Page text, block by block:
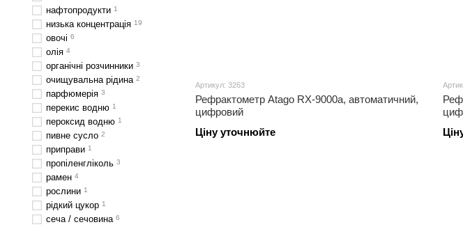
Артикул: 3263
Рефрактометр Atago RX-9000a, автоматичний,
цифровий
Ціну уточнюйте
нафтопродукти 1
низька концентрація 19
овочі 6
олія 4
органічні розчинники 3
очищувальна рідина 2
парфюмерія 3
перекис водню 1
пероксид водню 1
пивне сусло 2
приправи 1
пропіленгліколь 3
рамен 4
рослини 1
рідкий цукор 1
сеча / сечовина 6